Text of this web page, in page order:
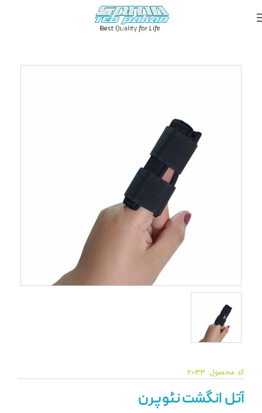
آتل انگشت نئوپرن
کد محصول: 2033
آتل انگشت نئوپرن